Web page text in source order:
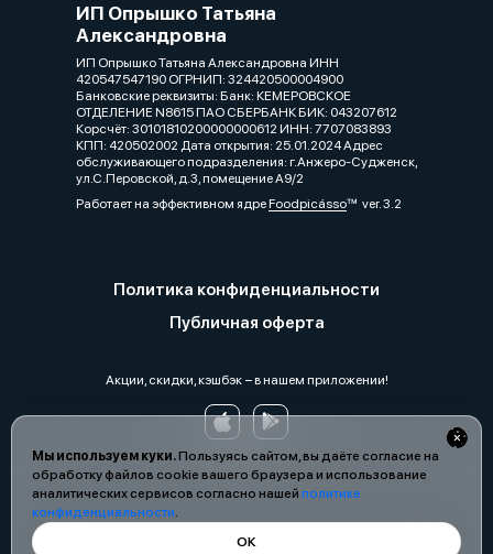
Мы используем куки.Пользуясь сайтом, вы даёте согласие на
обработку файлов cookie вашего браузера и использование
аналитических сервисов согласно нашей политике
конфиденциальности.
ОК
ИП Опрышко Татьяна
Александровна
ИП Опрышко Татьяна Александровна ИНН
420547547190 ОГРНИП: 324420500004900
Банковские реквизиты: Банк: КЕМЕРОВСКОЕ
ОТДЕЛЕНИЕ N8615 ПАО СБЕРБАНК БИК: 043207612
Корсчёт: 30101810200000000612 ИНН: 7707083893
КПП: 420502002 Дата открытия: 25.01.2024 Адрес
обслуживающего подразделения: г.Анжеро-Судженск,
ул.С.Перовской, д.3, помещение А9/2
Работает на эффективном ядреFoodpicássover. 3.2
Политика конфиденциальности
Публичная оферта
Акции, скидки, кэшбэк − в нашем приложении!